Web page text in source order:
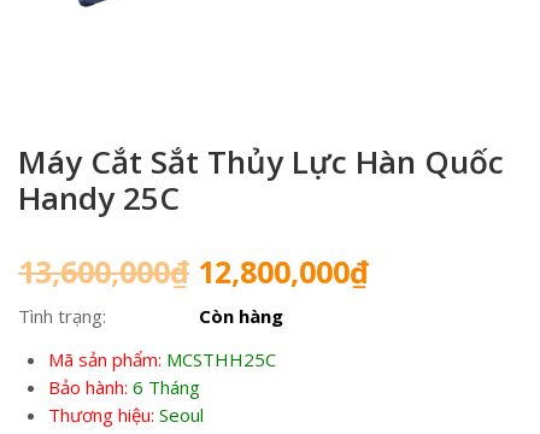
Máy Cắt Sắt Thủy Lực Hàn Quốc
Handy 25C
13,600,000₫ Giá
gốc
là:
13,600,000₫.
12,800,000₫Giá
Tình trạng:
Còn hàng
Mã sản phẩm: MCSTHH25C
Bảo hành: 6 Tháng
Thương hiệu: Seoul